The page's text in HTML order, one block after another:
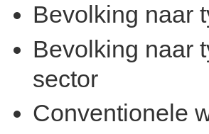
Bevolking naar
Bevolking naar
sector
Conventionele